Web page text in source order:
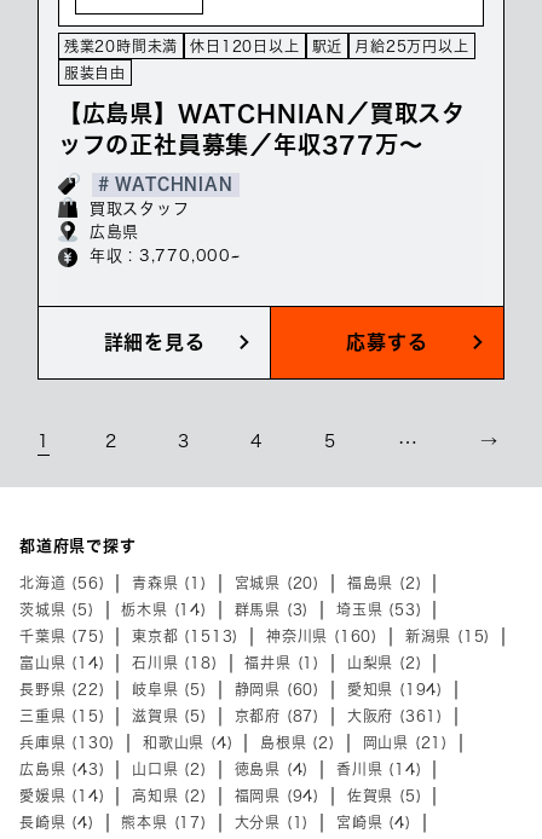
残業20時間未満 休日120日以上 駅近
月給25万円以上
服装自由
【広島県】WATCHNIAN／買取スタ
ッフの正社員募集／年収377万～
# WATCHNIAN
買取スタッフ
広島県
年収 : 3,770,000~
詳細を見る 応募する
1 2 3 4 5 … →
都道府県で探す
北海道 (56) 青森県 (1) 宮城県 (20)
福島県 (2)
茨城県 (5)
栃木県 (14) 群馬県 (3)
埼玉県 (53)
千葉県 (75)
東京都 (1513) 神奈川県 (160)
新潟県 (15)
富山県 (14)
石川県 (18) 福井県 (1)
山梨県 (2)
長野県 (22)
岐阜県 (5) 静岡県 (60)
愛知県 (194)
三重県 (15)
滋賀県 (5) 京都府 (87)
大阪府 (361)
兵庫県 (130)
和歌山県 (4) 島根県 (2)
岡山県 (21)
広島県 (43)
山口県 (2) 徳島県 (4)
香川県 (14)
愛媛県 (14)
高知県 (2) 福岡県 (94)
佐賀県 (5)
長崎県 (4)
熊本県 (17) 大分県 (1)
宮崎県 (4)